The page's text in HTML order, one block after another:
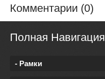
Комментарии (0)
Полная Навигация
- Рамки